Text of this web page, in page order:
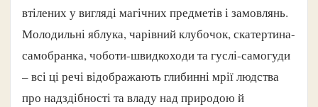
втілених у вигляді магічних предметів і замовлянь.
Молодильні яблука, чарівний клубочок, скатертина-
самобранка, чоботи-швидкоходи та гуслі-самогуди
– всі ці речі відображають глибинні мрії людства
про надздібності та владу над природою й